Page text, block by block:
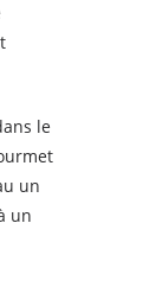
le
un
un